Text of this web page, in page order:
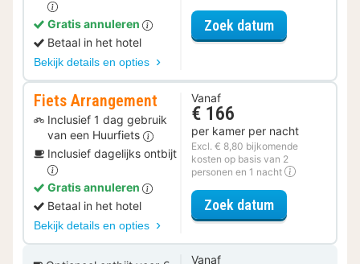
Gratis annuleren
Betaal in het hotel
Bekijk details en opties
Zoek datumvoor
Fiets Arrangement
Inclusief 1 dag gebruik
van een Huurfiets
Inclusief dagelijks ontbijt
Gratis annuleren
Betaal in het hotel
Bekijk details en opties
Vanaf
€ 166
per kamer per nacht
Excl. € 8,80 bijkomende
kosten op basis van 2
personen en 1 nacht
Zoek datumvoor Fiets
Vanaf